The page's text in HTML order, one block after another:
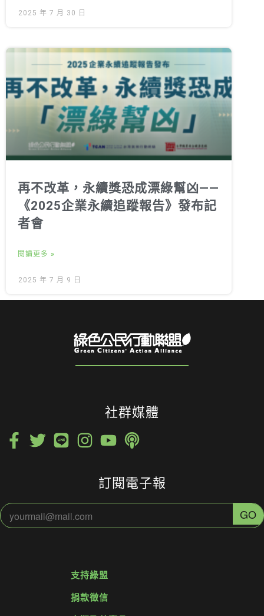
2025 年 7 月 30 日
再不改革，永續獎恐成漂綠幫凶——
《2025企業永續追蹤報告》發布記
者會
閱讀更多 »
2025 年 7 月 9 日
社群媒體
訂閱電子報
支持綠盟
捐款徵信